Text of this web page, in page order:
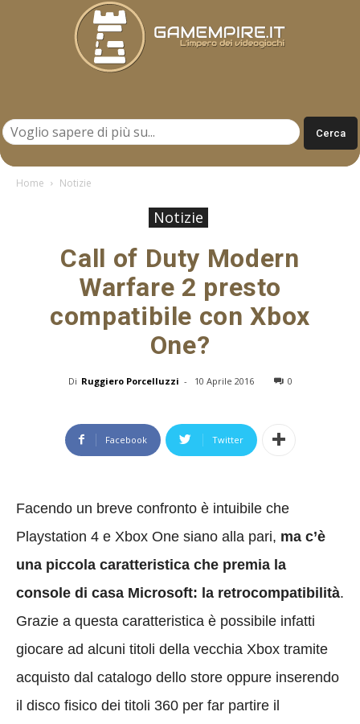
Home Notizie
Notizie
Call of Duty Modern
Warfare 2 presto
compatibile con Xbox
One?
Di Ruggiero Porcelluzzi - 10 Aprile 2016 0
Facebook Twitter
Facendo un breve confronto è intuibile che
Playstation 4 e Xbox One siano alla pari, ma c’è
una piccola caratteristica che premia la
console di casa Microsoft: la retrocompatibilità.
Grazie a questa caratteristica è possibile infatti
giocare ad alcuni titoli della vecchia Xbox tramite
acquisto dal catalogo dello store oppure inserendo
il disco fisico dei titoli 360 per far partire il